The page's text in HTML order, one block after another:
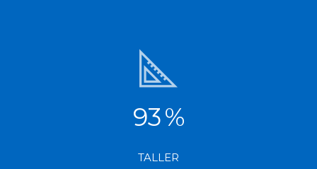
93%
TALLER